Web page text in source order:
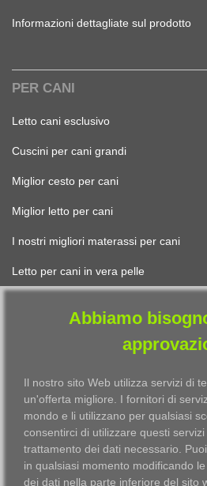
Informazioni dettagliate sul prodotto
PER CANI
Letto cani esclusivo
Cuscini per cani grandi
Miglior cesto per cani
Miglior letto per cani
I nostri migliori materassi per cani
Letto per cani in vera pelle
Trovare il miglior cuscino per gatti
Il miglior cestino per gatti
Il letto per gatti più bello
Abbiamo
Il nostro sito Web utilizza servizi di
un'offerta migliore. I fornitori di
mondo e li utilizzano per qualsiasi
consentirci di utilizzare questi
trattamento dei dati necessario.
in qualsiasi momento modificando
dei dati nella parte inferiore del sito